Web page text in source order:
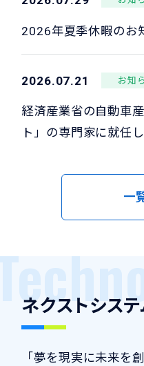
2026年夏季休暇のお
2026.07.21 お知
経済産業省の自動車
ト」の専門家に就任
一
ネクストシス
「夢を現実に未来を